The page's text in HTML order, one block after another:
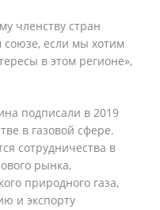
членству стран
если мы хотим
в этом регионе»,
подписали в 2019
в газовой сфере.
сотрудничества в
рынка,
природного газа,
и экспорту